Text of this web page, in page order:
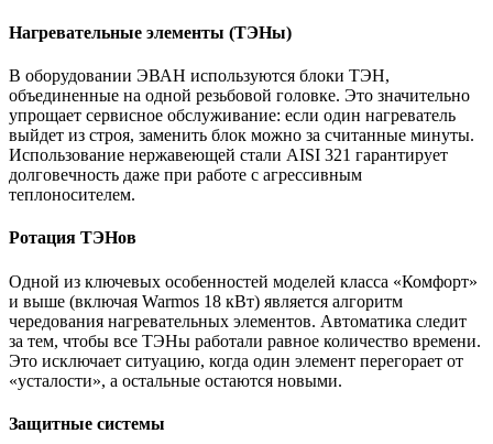
Нагревательные элементы (ТЭНы)
В оборудовании ЭВАН используются блоки ТЭН,
объединенные на одной резьбовой головке. Это значительно
упрощает сервисное обслуживание: если один нагреватель
выйдет из строя, заменить блок можно за считанные минуты.
Использование нержавеющей стали AISI 321 гарантирует
долговечность даже при работе с агрессивным
теплоносителем.
Ротация ТЭНов
Одной из ключевых особенностей моделей класса «Комфорт»
и выше (включая Warmos 18 кВт) является алгоритм
чередования нагревательных элементов. Автоматика следит
за тем, чтобы все ТЭНы работали равное количество времени.
Это исключает ситуацию, когда один элемент перегорает от
«усталости», а остальные остаются новыми.
Защитные системы